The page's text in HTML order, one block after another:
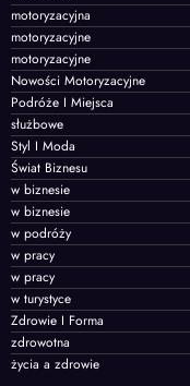
motoryzacyjna
motoryzacyjne
motoryzacyjne
Nowości Motoryzacyjne
Podróże I Miejsca
służbowe
Styl I Moda
Świat Biznesu
w biznesie
w biznesie
w podróży
w pracy
w pracy
w turystyce
Zdrowie I Forma
zdrowotna
życia a zdrowie